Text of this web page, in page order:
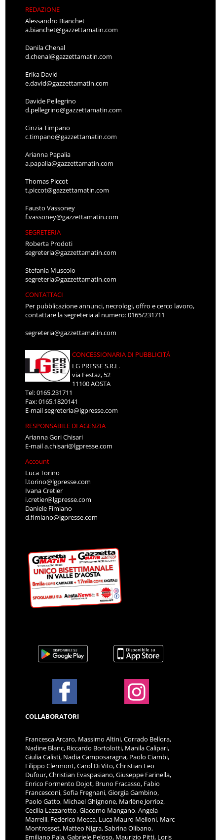
REDAZIONE
Alessandro Bianchet
a.bianchet@gazzettamatin.com
Danila Chenal
d.chenal@gazzettamatin.com
Erika David
e.david@gazzettamatin.com
Davide Pellegrino
d.pellegrino@gazzettamatin.com
Cinzia Timpano
c.timpano@gazzettamatin.com
Arianna Papalia
a.papalia@gazzettamatin.com
Thomas Piccot
t.piccot@gazzettamatin.com
Fausto Vassoney
f.vassoney@gazzettamatin.com
SEGRETERIA
Roberta Prodoti
segreteria@gazzettamatin.com
Stefania Muscolo
segreteria@gazzettamatin.com
CONTATTACI
Per pubblicazione annunci, necrologi, offro e cerco lavoro,
contattare la segreteria al numero: 0165/231711
segreteria@gazzettamatin.com
CONCESSIONARIA DI PUBBLICITÀ
LG PRESSE S.R.L.
via Festaz, 52
11100 AOSTA
Tel: 0165.231711
Fax: 0165.1820141
E-mailsegreteria@lgpresse.com
RESPONSABILE DI AGENZIA
Arianna Gori Chisari
E-maila.chisari@lgpresse.com
Account
Luca Torino
l.torino@lgpresse.com
Ivana Cretier
i.cretier@lgpresse.com
Daniele Fimiano
d.fimiano@lgpresse.com
COLLABORATORI
Francesca Arcaro, Massimo Altini, Corrado Bellora,
Nadine Blanc, Riccardo Bortolotti, Manila Calipari,
Giulia Calisti, Nadia Camposaragna, Paolo Ciambi,
Filippo Clermont, Carol Di Vito, Christian Leo
Dufour, Christian Evaspasiano, Giuseppe Farinella,
Enrico Formento Dojot, Bruno Fracasso, Fabio
Francesconi, Sofia Fregnani, Giorgia Gambino,
Paolo Gatto, Michael Ghignone, Marlène Jorrioz,
Cecilia Lazzarotto, Giacomo Mangano, Angela
Marrelli, Federico Mecca, Luca Mauro Melloni, Marc
Montrosset, Matteo Nigra, Sabrina Olibano,
Emiliano Pala, Gabriele Peloso, Maurizio Pitti, Loris